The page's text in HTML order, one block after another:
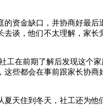
资金缺口，并协商好最
谈，他们不太理解，家
在前期了解后发现这个
些都会在事前跟家长协
天住到冬天，社工还为